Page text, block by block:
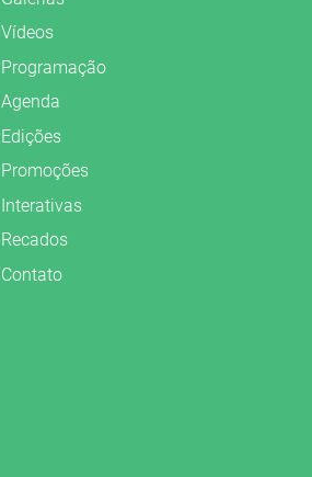
Vídeos
Programação
Agenda
Edições
Promoções
Interativas
Recados
Contato